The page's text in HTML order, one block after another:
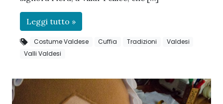
Leggi tutto »
Costume Valdese Cuffia Tradizioni
Valdesi
Valli Valdesi